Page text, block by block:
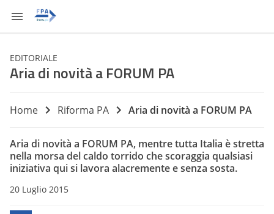
EDITORIALE
Aria di novità a FORUM PA
Home Riforma PA Aria di novità a FORUM PA
Aria di novità a FORUM PA, mentre tutta Italia è stretta
nella morsa del caldo torrido che scoraggia qualsiasi
iniziativa qui si lavora alacremente e senza sosta.
20 Luglio 2015